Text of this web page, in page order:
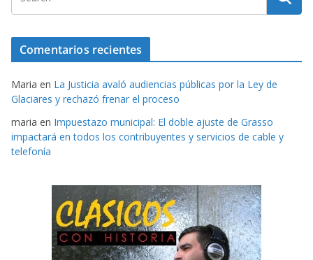
Comentarios recientes
Maria en La Justicia avaló audiencias públicas por la Ley de
Glaciares y rechazó frenar el proceso
maria en Impuestazo municipal: El doble ajuste de Grasso
impactará en todos los contribuyentes y servicios de cable y
telefonía